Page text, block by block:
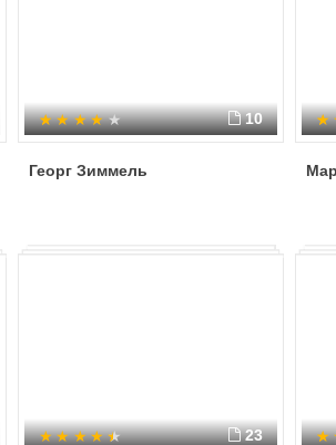
10
Георг Зиммель
23